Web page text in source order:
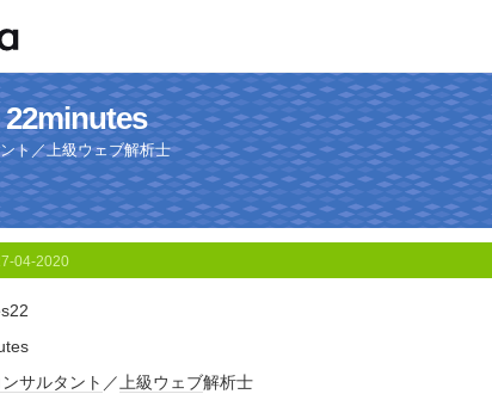
ト／上級ウェブ解析士
04-2020
ンサルタント ／上級ウェブ解析士